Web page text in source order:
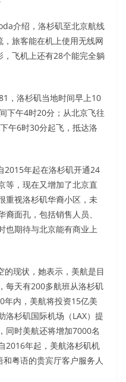
介绍，洛杉矶至北京航线
旅客能在机上使用无线网
飞机上还有28个能完全躺
，洛杉矶当地时间早上10
下午4时20分；从北京飞往
午6时30分起飞，抵达洛
2015年起在洛杉矶开通24
等，现在又增加了北京直
重视洛杉矶华裔小区，未
面孔，包括销售人员、
也期待与北京能有商业上
现状，她表示，美航是目
每天有200多航班从洛杉矶
年内，美航将投资15亿美
洛杉矶国际机场（LAX）提
同时美航还将增加7000名
2016年起，美航洛杉矶机
粤语的贵宾厅客户服务人